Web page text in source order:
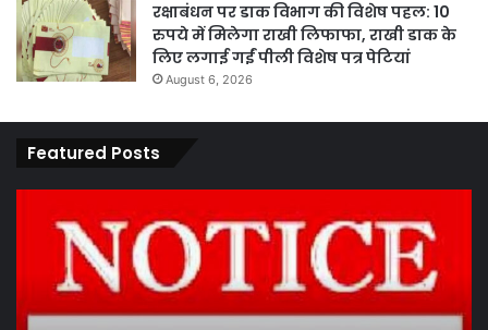
रक्षाबंधन पर डाक विभाग की विशेष पहल: 10
रुपये में मिलेगा राखी लिफाफा, राखी डाक के
लिए लगाई गईं पीली विशेष पत्र पेटियां
August 6, 2026
Featured Posts
ठेकेदार
को